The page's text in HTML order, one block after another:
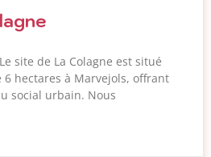
site de La Colagne est situé
hectares à Marvejols, offrant
social urbain. Nous